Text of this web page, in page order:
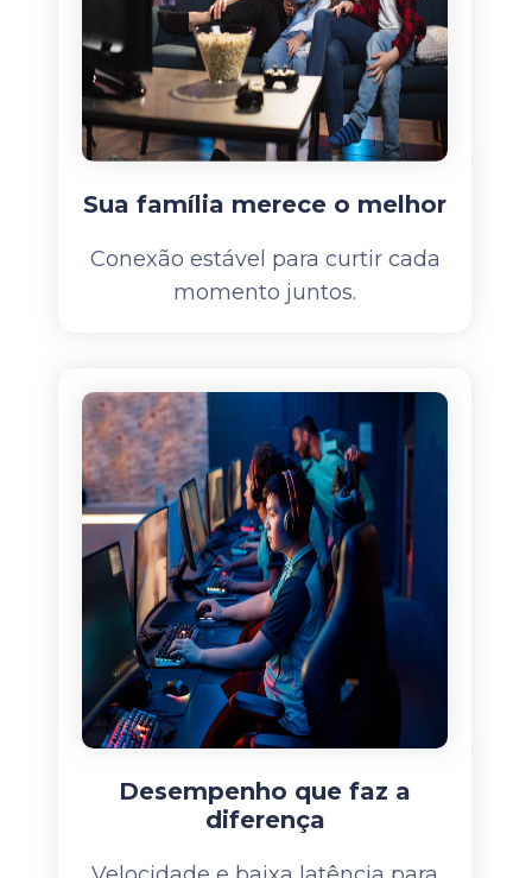
Sua família merece o melhor
Conexão estável para curtir cada
momento juntos.
Desempenho que faz a
diferença